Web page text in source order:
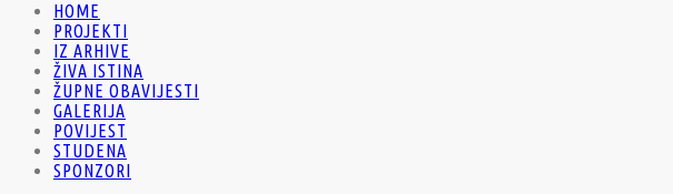
HOME
PROJEKTI
IZ ARHIVE
ŽIVA ISTINA
ŽUPNE OBAVIJESTI
GALERIJA
POVIJEST
STUDENA
SPONZORI